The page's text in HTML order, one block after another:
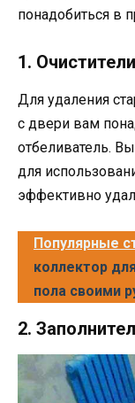
понадобиться в
1.
Для удаления
с двери вам
отбеливатель.
для
эффективно
Популярные
коллектор
пола своими
2.